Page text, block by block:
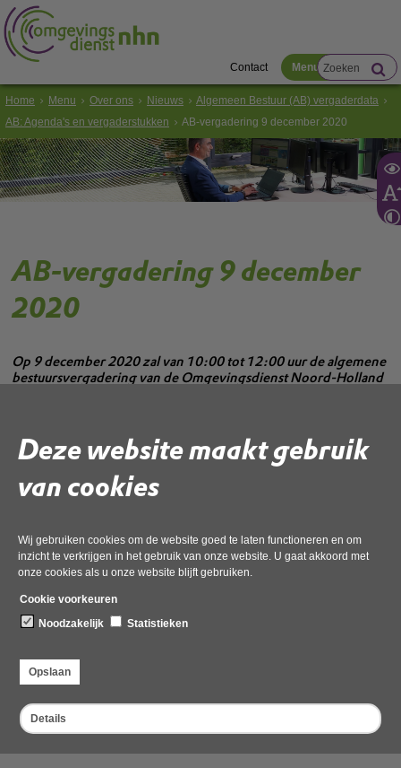
Deze website maakt gebruik
van cookies
Wij gebruiken cookies om de website goed te laten functioneren en om
inzicht te verkrijgen in het gebruik van onze website. U gaat akkoord met
onze cookies als u onze website blijft gebruiken.
Cookie voorkeuren
Noodzakelijk
Statistieken
Opslaan
Details
Contact Menu
Home Menu Over ons Nieuws
Algemeen Bestuur (AB) vergaderdata
AB: Agenda's en vergaderstukken
AB-vergadering 9 december 2020
AB-vergadering 9 december
2020
Op 9 december 2020 zal van 10:00 tot 12:00 uur de algemene
bestuursvergadering van de Omgevingsdienst Noord-Holland
browser:
https://odnhn.notubiz.nl/vergadering/754277/
Deze vergadering wordt gefaciliteerd door Notubiz enis live te volgen via
.
Voor meer informatie kunt u contact opnemen met mevrouw D.van der Kolk
Deel deze pagina